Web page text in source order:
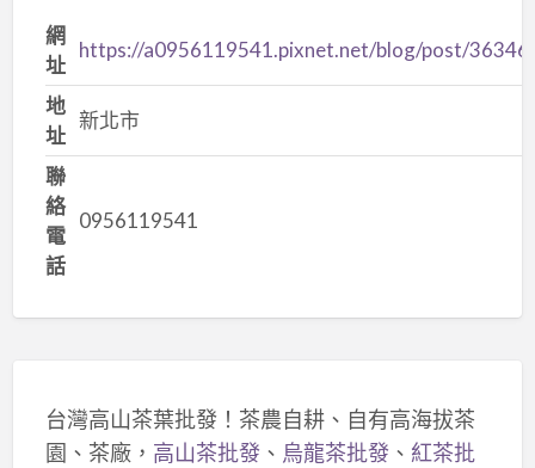
網
址
https://a0956119541.pixnet.net/blog/post/
地
址
新北市
聯
絡
電
話
0956119541
台灣高山茶葉批發！茶農自耕、自有高海拔茶
園、茶廠， 高山茶批發、 烏龍茶批發、 紅茶批